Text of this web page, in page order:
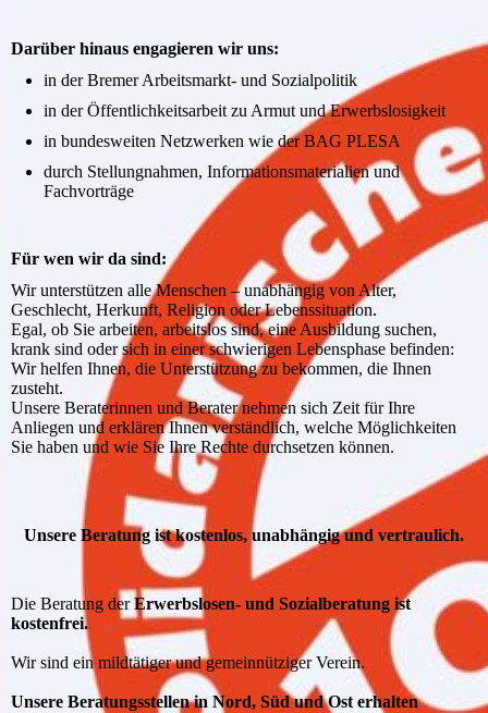
Darüber hinaus engagieren wir uns:
in der Bremer Arbeitsmarkt- und Sozialpolitik
in der Öffentlichkeitsarbeit zu Armut und Erwerbslosigkeit
in bundesweiten Netzwerken wie der BAG PLESA
durch Stellungnahmen, Informationsmaterialien und
Fachvorträge
Für wen wir da sind:
Wir unterstützen alle Menschen – unabhängig von Alter,
Geschlecht, Herkunft, Religion oder Lebenssituation.
Egal, ob Sie arbeiten, arbeitslos sind, eine Ausbildung suchen,
krank sind oder sich in einer schwierigen Lebensphase befinden:
Wir helfen Ihnen, die Unterstützung zu bekommen, die Ihnen
zusteht.
Unsere Beraterinnen und Berater nehmen sich Zeit für Ihre
Anliegen und erklären Ihnen verständlich, welche Möglichkeiten
Sie haben und wie Sie Ihre Rechte durchsetzen können.
Unsere Beratung ist kostenlos, unabhängig und vertraulich.
Die Beratung derErwerbslosen- und Sozialberatung ist
kostenfrei.
Wir sind ein mildtätiger und gemeinnütziger Verein.
Unsere Beratungsstellen in Nord, Süd und Ost erhalten